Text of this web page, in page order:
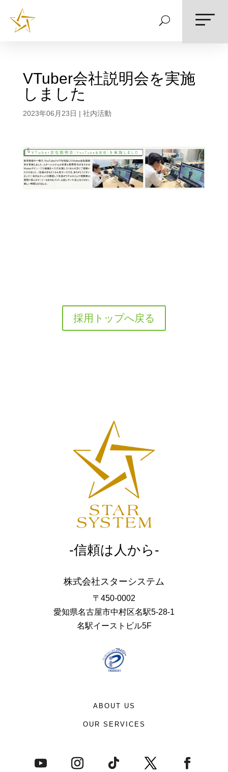
VTuber会社説明会を実施
しました
2023年06月23日 | 社内活動
採用トップへ戻る
-信頼は人から-
株式会社スターシステム
〒450-0002
愛知県名古屋市中村区名駅5-28-1
名駅イーストビル5F
ABOUT US
OUR SERVICES